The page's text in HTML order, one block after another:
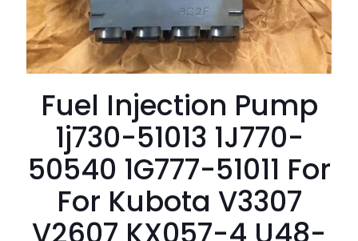
Fuel Injection Pump
1j730-51013 1J770-
50540 1G777-51011 For
For Kubota V3307